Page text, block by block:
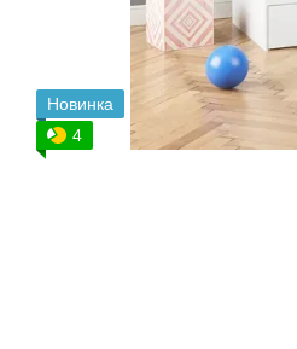
Новинка
4